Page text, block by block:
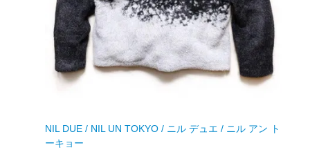
NIL DUE / NIL UN TOKYO / ニル デュエ / ニル アン ト
ーキョー